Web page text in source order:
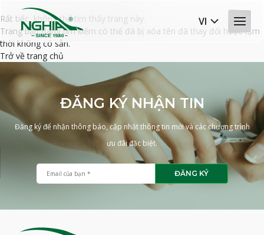
VI
Rất tiếc, không thể tìm thấy trang này.
Trang bạn đang tìm kiếm có thể đã bị xóa tên đã thay đổi hoặc tạm
thời không có sẵn.
Trở về trang chủ
ĐĂNG KÝ NHẬN TIN
Đăng ký để nhận thông báo, cập nhật thông tin mới và các chương trình
ưu đãi đặc biệt.
ĐĂNG KÝ